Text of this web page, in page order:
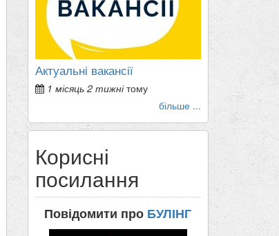
Актуальні вакансії
1 місяць 2 тижнітому
більше ...
Корисні
посилання
Повідомити про БУЛІНГ